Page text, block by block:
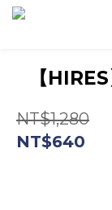
【
NT$1,280
NT$640